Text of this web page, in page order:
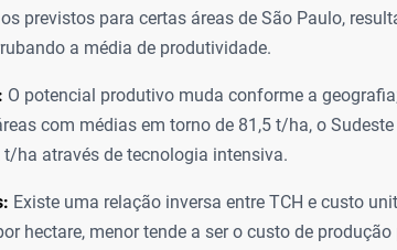
previstos para certas áreas de São Paulo,
a média de produtividade.
O potencial produtivo muda conforme a
com médias em torno de 81,5 t/ha, o
ha através de tecnologia intensiva.
Existe uma relação inversa entre TCH e custo
hectare, menor tende a ser o custo de